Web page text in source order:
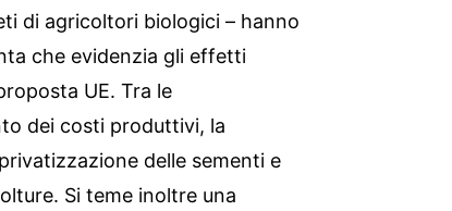
di agricoltori biologici – hanno
che evidenzia gli effetti
UE. Tra le
dei costi produttivi, la
delle sementi e
Si teme inoltre una